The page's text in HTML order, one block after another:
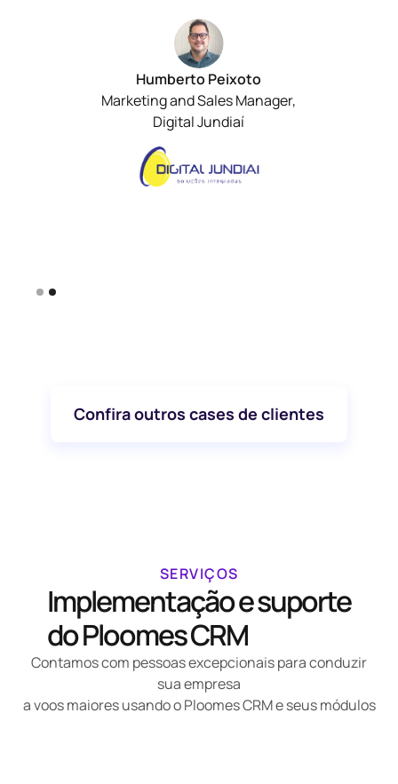
Negócios e com isso
organização e
todas as nossas
Sales Manager,
Slide 1 of 2.
Confira outros cases de clientes
SERVIÇOS
Implementação e suporte
do Ploomes CRM
Contamos com pessoas excepcionais para conduzir
sua empresa
a voos maiores usando o Ploomes CRM e seus módulos